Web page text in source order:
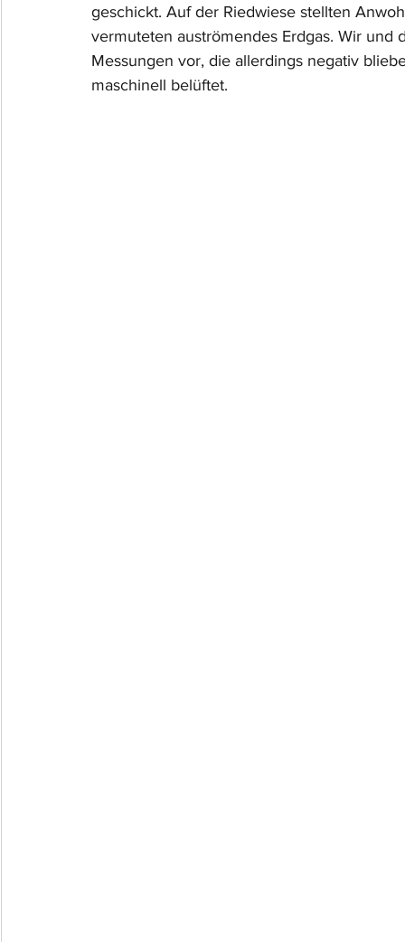
geschickt. Auf der Riedwiese stellten
vermuteten auströmendes Erdgas. Wir
Messungen vor, die allerdings negativ
maschinell belüftet.